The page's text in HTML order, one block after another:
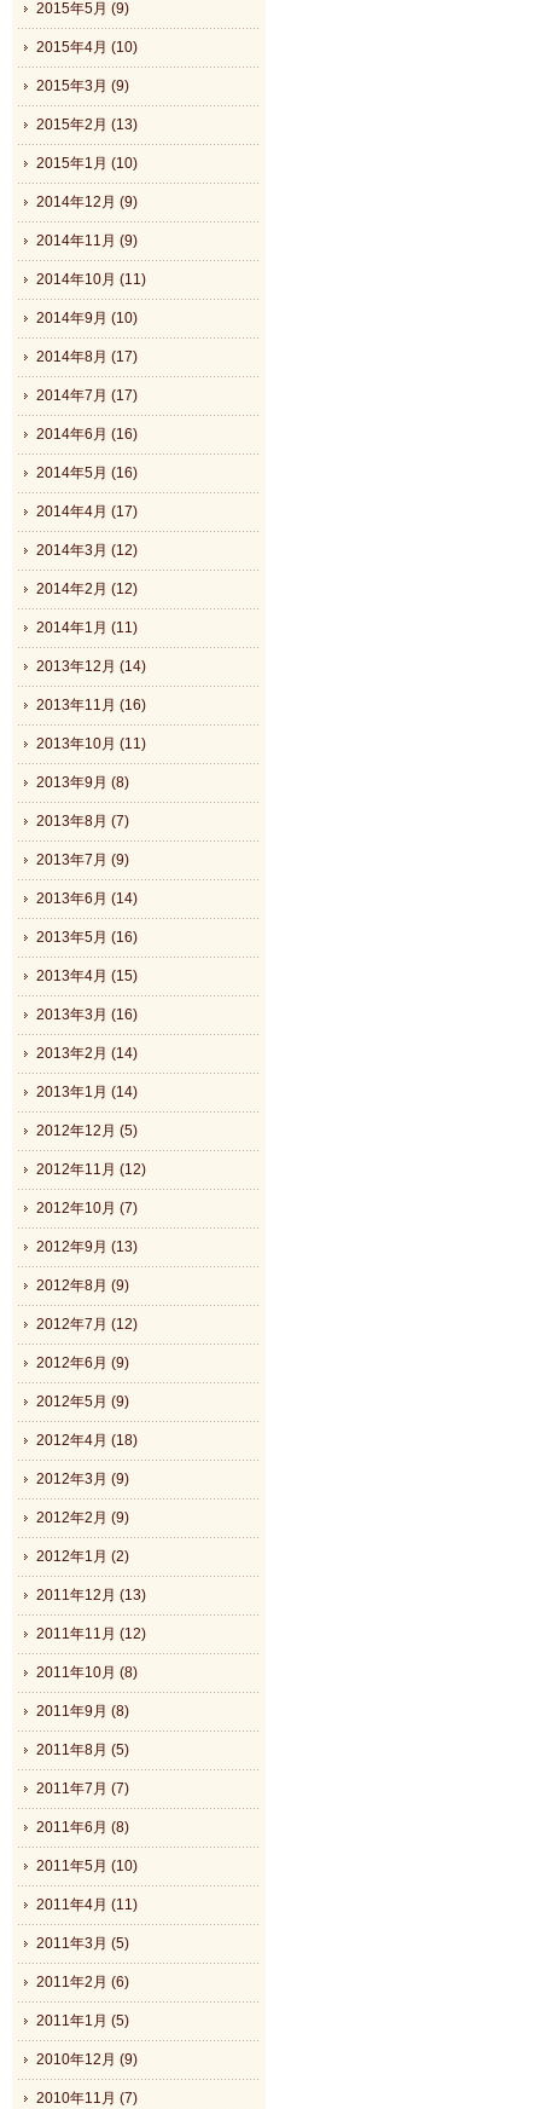
2015年5月 (9)
2015年4月 (10)
2015年3月 (9)
2015年2月 (13)
2015年1月 (10)
2014年12月 (9)
2014年11月 (9)
2014年10月 (11)
2014年9月 (10)
2014年8月 (17)
2014年7月 (17)
2014年6月 (16)
2014年5月 (16)
2014年4月 (17)
2014年3月 (12)
2014年2月 (12)
2014年1月 (11)
2013年12月 (14)
2013年11月 (16)
2013年10月 (11)
2013年9月 (8)
2013年8月 (7)
2013年7月 (9)
2013年6月 (14)
2013年5月 (16)
2013年4月 (15)
2013年3月 (16)
2013年2月 (14)
2013年1月 (14)
2012年12月 (5)
2012年11月 (12)
2012年10月 (7)
2012年9月 (13)
2012年8月 (9)
2012年7月 (12)
2012年6月 (9)
2012年5月 (9)
2012年4月 (18)
2012年3月 (9)
2012年2月 (9)
2012年1月 (2)
2011年12月 (13)
2011年11月 (12)
2011年10月 (8)
2011年9月 (8)
2011年8月 (5)
2011年7月 (7)
2011年6月 (8)
2011年5月 (10)
2011年4月 (11)
2011年3月 (5)
2011年2月 (6)
2011年1月 (5)
2010年12月 (9)
2010年11月 (7)